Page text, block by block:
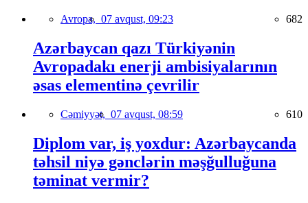
Avropa, 07 avqust, 09:23 682
Azərbaycan qazı Türkiyənin
Avropadakı enerji ambisiyalarının
əsas elementinə çevrilir
Cəmiyyət, 07 avqust, 08:59 610
Diplom var, iş yoxdur: Azərbaycanda
təhsil niyə gənclərin məşğulluğuna
təminat vermir?